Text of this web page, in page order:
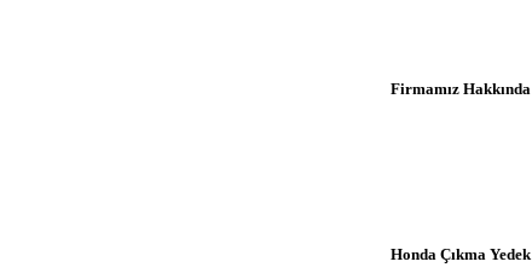
Firmamız Hakkında
Honda Çıkma Yedek Parça